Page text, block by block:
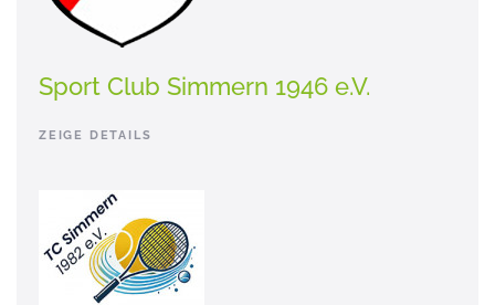
Sport Club Simmern 1946 e.V.
ZEIGE DETAILS